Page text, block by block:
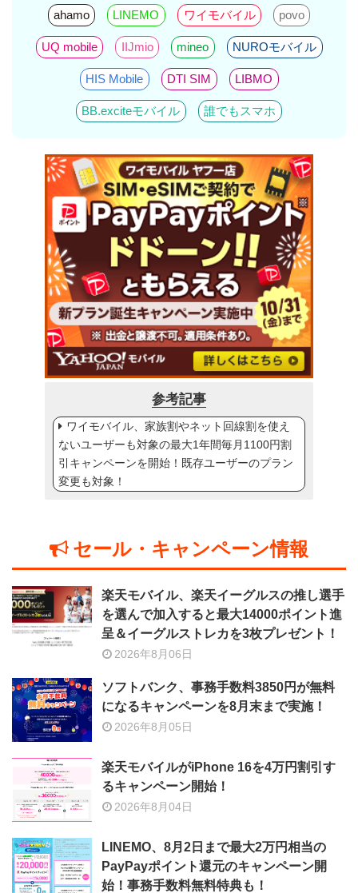
ahamo LINEMO ワイモバイル povo
UQ mobile IIJmio mineo NUROモバイル
HIS Mobile DTI SIM LIBMO
BB.exciteモバイル 誰でもスマホ
参考記事
ワイモバイル、家族割やネット回線割を使え
ないユーザーも対象の最大1年間毎月1100円割
引キャンペーンを開始！既存ユーザーのプラン
変更も対象！
セール・キャンペーン情報
楽天モバイル、楽天イーグルスの推し選手
を選んで加入すると最大14000ポイント進
呈＆イーグルストレカを3枚プレゼント！
2026年8月06日
ソフトバンク、事務手数料3850円が無料
になるキャンペーンを8月末まで実施！
2026年8月05日
楽天モバイルがiPhone 16を4万円割引す
るキャンペーン開始！
2026年8月04日
LINEMO、8月2日まで最大2万円相当の
PayPayポイント還元のキャンペーン開
始！事務手数料無料特典も！